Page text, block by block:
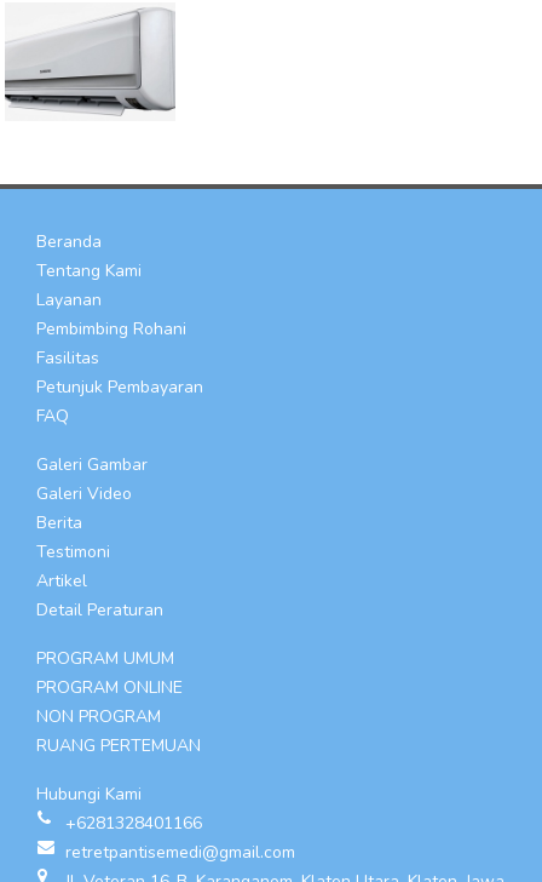
Beranda
Tentang Kami
Layanan
Pembimbing Rohani
Fasilitas
Petunjuk Pembayaran
FAQ
Galeri Gambar
Galeri Video
Berita
Testimoni
Artikel
Detail Peraturan
PROGRAM UMUM
PROGRAM ONLINE
NON PROGRAM
RUANG PERTEMUAN
Hubungi Kami
+6281328401166
retretpantisemedi@gmail.com